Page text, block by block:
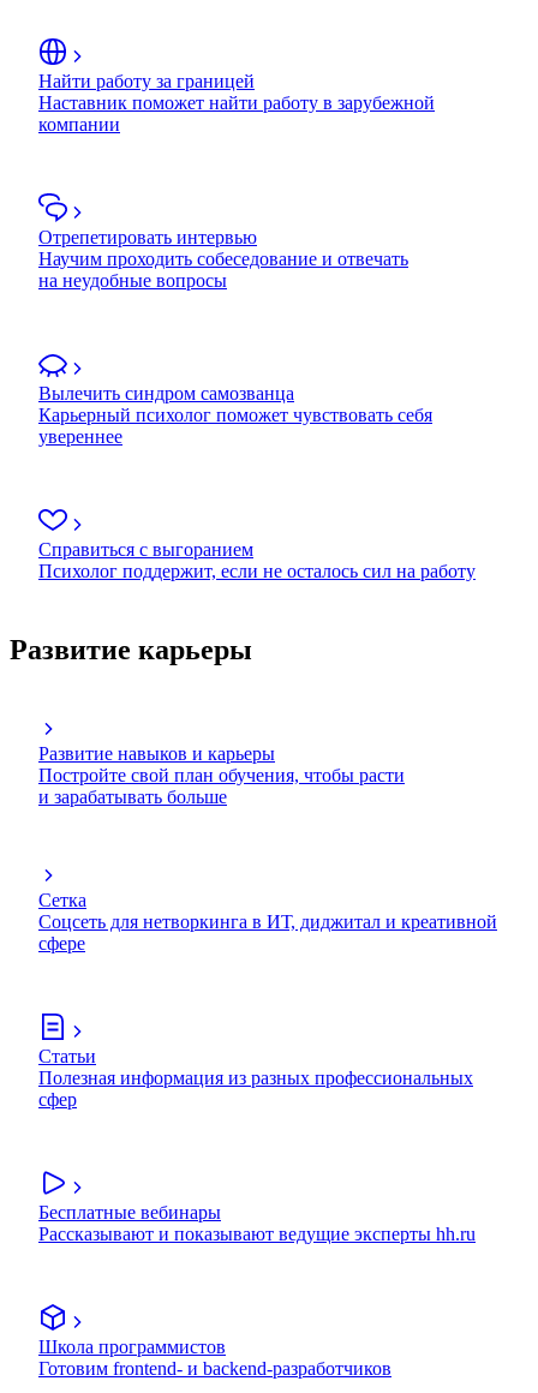
Найти работу за границей
Наставник поможет найти работу в зарубежной
компании
Отрепетировать интервью
Научим проходить собеседование и отвечать
на неудобные вопросы
Вылечить синдром самозванца
Карьерный психолог поможет чувствовать себя
увереннее
Справиться с выгоранием
Психолог поддержит, если не осталось сил на работу
Развитие карьеры
Развитие навыков и карьеры
Постройте свой план обучения, чтобы расти
и зарабатывать больше
Сетка
Соцсеть для нетворкинга в ИТ, диджитал и креативной
сфере
Статьи
Полезная информация из разных профессиональных
сфер
Бесплатные вебинары
Рассказывают и показывают ведущие эксперты hh.ru
Школа программистов
Готовим frontend- и backend-разработчиков